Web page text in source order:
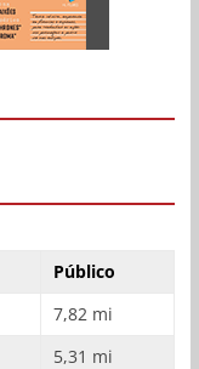
Público
7,82 mi
5,31 mi